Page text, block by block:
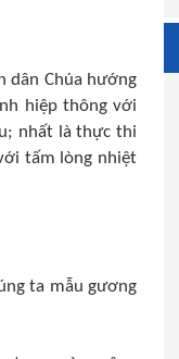
dân Chúa hướng
hiệp thông với
nhất là thực thi
tấm lòng nhiệt
ta mẫu gương